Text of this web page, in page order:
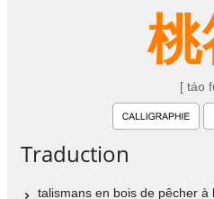
桃
[ táo
Traduction
talismans en bois de pêcher